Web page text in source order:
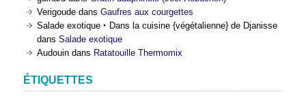
Verigoude dans Gaufres aux courgettes
Salade exotique ‣ Dans la cuisine {végétalienne} de Djanisse
dans Salade exotique
Audouin dans Ratatouille Thermomix
ÉTIQUETTES